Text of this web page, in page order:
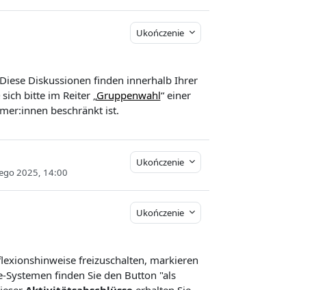
Ukończenie
Diskussionen finden innerhalb Ihrer
bitte im Reiter „Gruppenwahl“ einer
beschränkt ist.
2025, 14:00
Ukończenie
Ukończenie
freizuschalten, markieren
finden Sie den Button "als